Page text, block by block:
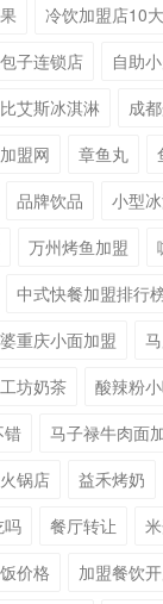
冷饮加盟店10
子连锁店
自助
艾斯冰淇淋
成
盟网 章鱼丸
品牌饮品 小型
万州烤鱼加盟
中式快餐加盟排行
重庆小面加盟
坊奶茶
酸辣粉
错
马子禄牛肉面
锅店 益禾烤奶
吗
餐厅转让
价格 加盟餐饮